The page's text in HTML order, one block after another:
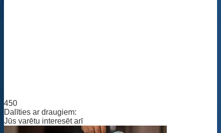
450
Dalīties ar draugiem:
Jūs varētu interesēt arī